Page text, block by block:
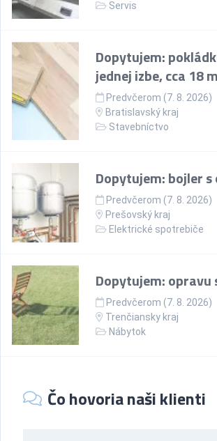
Servis
Dopytujem:
jednej izbe, cca 18
Predvčerom (7. 8. 2026)
Bratislavský kraj
Stavebníctvo
Dopytujem: bojler
Predvčerom (7. 8. 2026)
Prešovský kraj
Elektrické spotrebiče
Dopytujem: opravu
Predvčerom (7. 8. 2026)
Trenčiansky kraj
Nábytok
Čo hovoria naši klienti